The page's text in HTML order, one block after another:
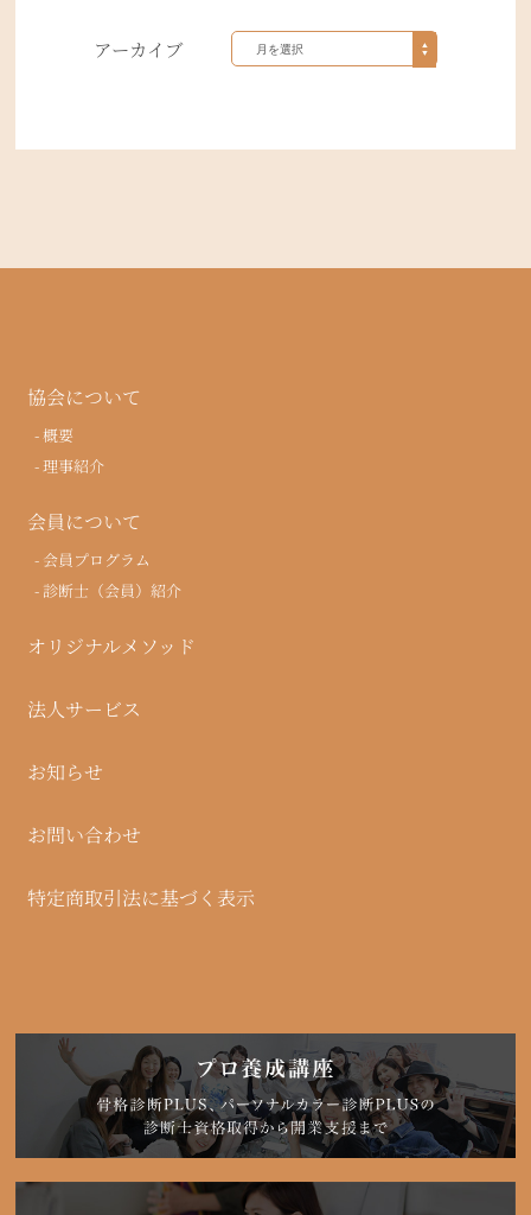
アーカイブ
協会について
概要
理事紹介
会員について
会員プログラム
診断士（会員）紹介
オリジナルメソッド
法人サービス
お知らせ
お問い合わせ
特定商取引法に基づく表示